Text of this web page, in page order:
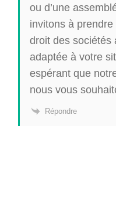
ou d’une
invitons à
droit des sociétés
adaptée à votre
espérant que
nous vous
Répondre